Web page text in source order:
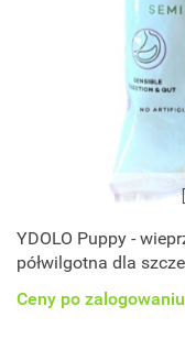
YDOLO Puppy -
półwilgotna dla
Ceny po zalogowaniu